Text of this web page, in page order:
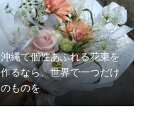
沖縄で個性あふれる花束を
作るなら、世界で一つだけ
のものを